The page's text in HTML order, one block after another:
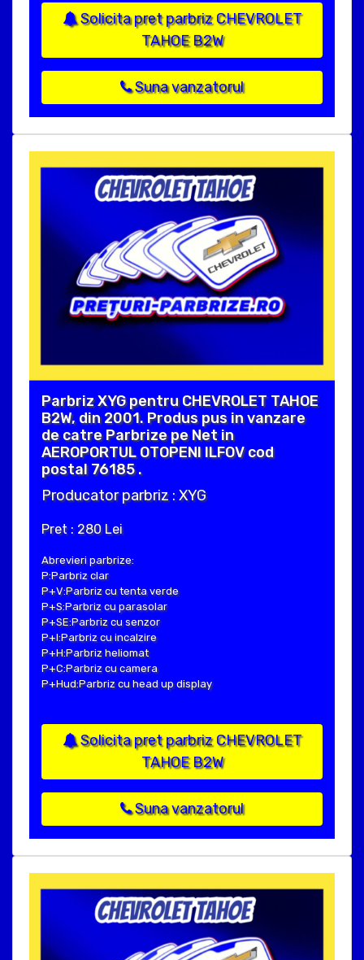
Solicita pret parbriz CHEVROLET
TAHOE B2W
Suna vanzatorul
Parbriz XYG pentru CHEVROLET TAHOE
B2W, din 2001. Produs pus in vanzare
de catre Parbrize pe Net in
AEROPORTUL OTOPENI ILFOV cod
postal 76185 .
Producator parbriz : XYG
Pret : 280 Lei
Abrevieri parbrize:
P:Parbriz clar
P+V:Parbriz cu tenta verde
P+S:Parbriz cu parasolar
P+SE:Parbriz cu senzor
P+I:Parbriz cu incalzire
P+H:Parbriz heliomat
P+C:Parbriz cu camera
P+Hud:Parbriz cu head up display
Solicita pret parbriz CHEVROLET
TAHOE B2W
Suna vanzatorul